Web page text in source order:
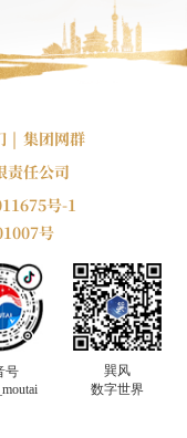
| 集团网群
责任公司
号-1
号
号
巽风
数字世界